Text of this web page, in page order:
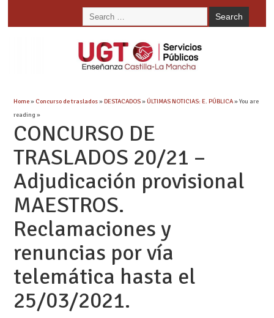
Home» Concurso de traslados»DESTACADOS»ÚLTIMAS NOTICIAS: E. PÚBLICA» You are
reading »
CONCURSO DE
TRASLADOS 20/21 –
Adjudicación provisional
MAESTROS.
Reclamaciones y
renuncias por vía
telemática hasta el
25/03/2021.